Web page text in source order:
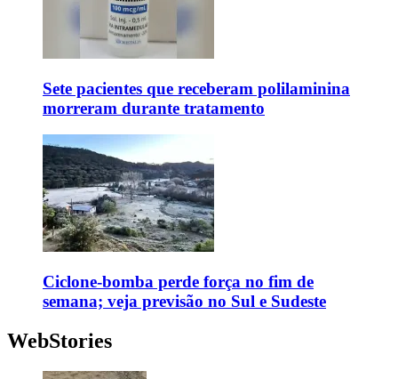
Sete pacientes que receberam polilaminina
morreram durante tratamento
Ciclone-bomba perde força no fim de
semana; veja previsão no Sul e Sudeste
WebStories